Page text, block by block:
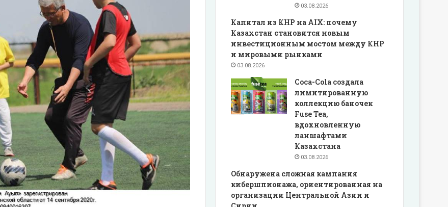
03.08.2026
Капитал из КНР на AIX: почему
Казахстан становится новым
инвестиционным мостом между КНР
и мировыми рынками
03.08.2026
Coca-Cola создала
лимитированную
коллекцию баночек
Fuse Tea,
вдохновленную
ланшафтами
Казахстана
03.08.2026
Обнаружена сложная кампания
кибершпионажа, ориентированная на
организации Центральной Азии и